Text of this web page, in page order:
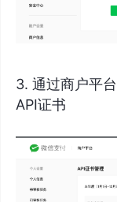
3. 通过商户平
API证书